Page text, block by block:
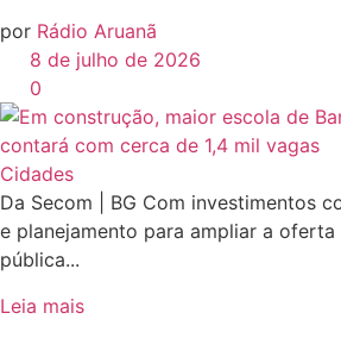
por Rádio Aruanã
8 de julho de 2026
0
Cidades
Da Secom | BG Com investimentos
e planejamento para ampliar a oferta
pública...
Leia mais